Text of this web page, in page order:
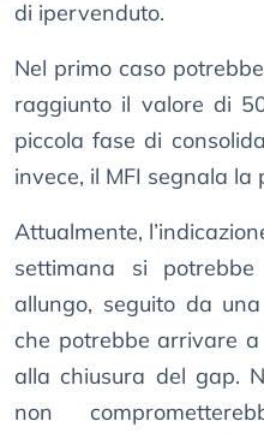
di ipervenduto.
Nel primo caso
raggiunto il valore di
piccola fase di
invece, il MFI segnala la
Attualmente,
settimana si
allungo, seguito da
che potrebbe arrivare
alla chiusura del gap.
non